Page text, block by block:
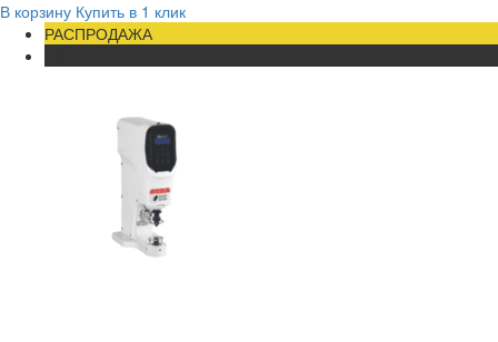
В корзину Купить в 1 клик
РАСПРОДАЖА